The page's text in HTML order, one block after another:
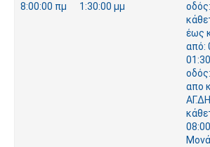
8:00:00 πμ
1:30:00 μμ
έως
από:
απο